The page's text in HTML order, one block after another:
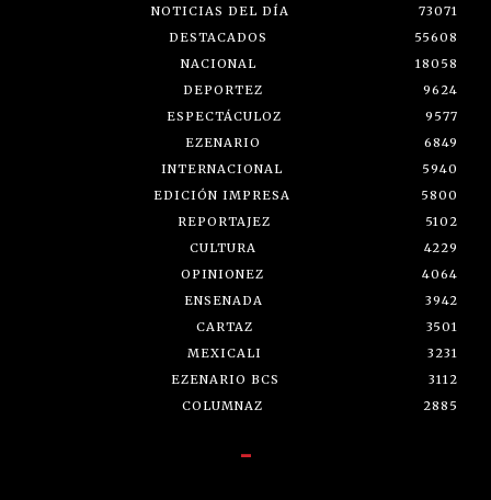
NOTICIAS DEL DÍA
73071
DESTACADOS
55608
NACIONAL
18058
DEPORTEZ
9624
ESPECTÁCULOZ
9577
EZENARIO
6849
INTERNACIONAL
5940
EDICIÓN IMPRESA
5800
REPORTAJEZ
5102
CULTURA
4229
OPINIONEZ
4064
ENSENADA
3942
CARTAZ
3501
MEXICALI
3231
EZENARIO BCS
3112
COLUMNAZ
2885
-